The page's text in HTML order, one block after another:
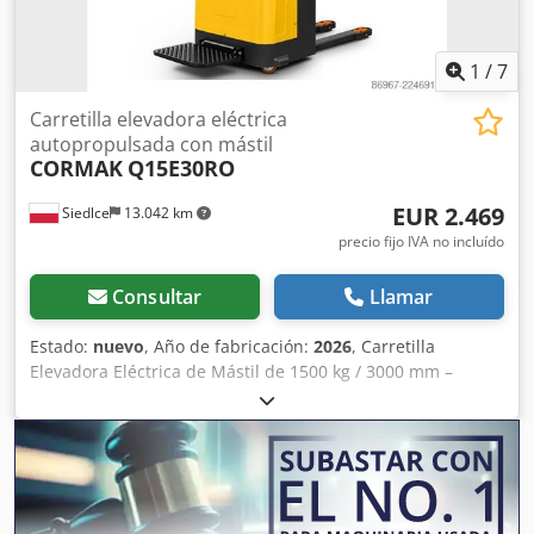
1 /7
Siedlce 13.042 km
Carretilla elevadora eléctrica
autopropulsada con mástil
CORMAK Q15E30RO
EUR 2.469
precio fijo IVA no incluído
Consultar Llamar
Estado: nuevo, Año de fabricación: 2026, Carretilla
Elevadora Eléctrica de Mástil de 1500 kg / 3000 mm –
Manejo Eficiente de Palets y Cargas de Almacén La
carretilla elevadora eléctrica de mástil con una capacidad
de carga de 1500 kg y una altura de elevación de 3000 mm
es un dispositivo versátil diseñado para el transporte,
elevación y colocación de cargas en estanterías de
almacén. Combina una alta capacidad de carga, un diseño